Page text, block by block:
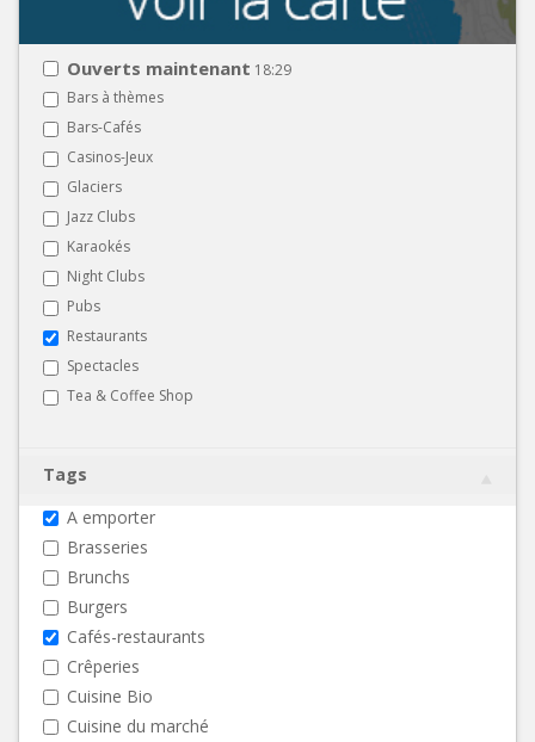
Ouverts maintenant 18:29
Bars à thèmes
Bars-Cafés
Casinos-Jeux
Glaciers
Jazz Clubs
Karaokés
Night Clubs
Pubs
Restaurants
Spectacles
Tea & Coffee Shop
Tags
A emporter
Brasseries
Brunchs
Burgers
Cafés-restaurants
Crêperies
Cuisine Bio
Cuisine du marché